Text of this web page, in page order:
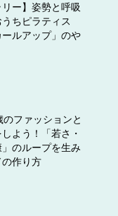
リー】姿勢と呼吸
ちピラティス
ールアップ」のや
ファッションと
よう！「若さ・
のループを生み
作り方